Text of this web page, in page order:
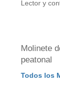
Molinete
peatonal
Todos los